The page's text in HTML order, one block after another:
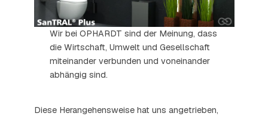
Wir bei OPHARDT sind der Meinung, dass
die Wirtschaft, Umwelt und Gesellschaft
miteinander verbunden und voneinander
abhängig sind.
Diese Herangehensweise hat uns angetrieben,